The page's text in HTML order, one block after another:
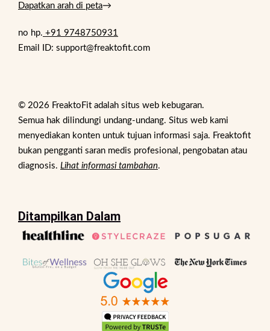
Dapatkan arah di peta→
no hp. +91 9748750931
Email ID: support@freaktofit.com
© 2026 FreaktoFit adalah situs web kebugaran.
Semua hak dilindungi undang-undang. Situs web kami
menyediakan konten untuk tujuan informasi saja. Freaktofit
bukan pengganti saran medis profesional, pengobatan atau
diagnosis. Lihat informasi tambahan.
Ditampilkan Dalam